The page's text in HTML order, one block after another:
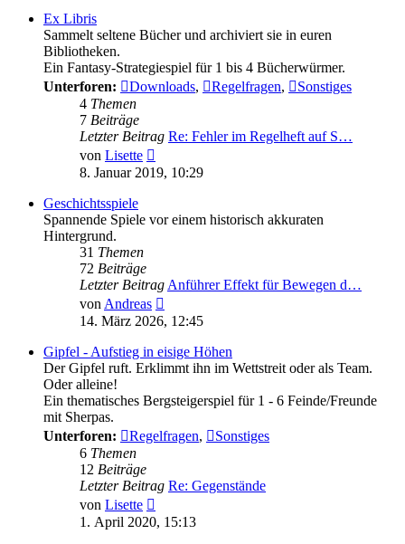
Ex Libris
Sammelt seltene Bücher und archiviert sie in euren
Bibliotheken.
Ein Fantasy-Strategiespiel für 1 bis 4 Bücherwürmer.
Unterforen:
Downloads, Regelfragen,
Sonstiges
4 Themen
7 Beiträge
Letzter Beitrag Re: Fehler im Regelheft auf S…
von Lisette
Beitrag
8. Januar 2019, 10:29
Geschichtsspiele
Spannende Spiele vor einem historisch akkuraten
Hintergrund.
31 Themen
72 Beiträge
Letzter BeitragAnführer Effekt für Bewegen d…
vonAndreas
Beitrag
14. März 2026, 12:45
Gipfel - Aufstieg in eisige Höhen
Der Gipfel ruft. Erklimmt ihn im Wettstreit oder als Team.
Oder alleine!
Ein thematisches Bergsteigerspiel für 1 - 6 Feinde/Freunde
mit Sherpas.
Unterforen:
Regelfragen,
Sonstiges
6 Themen
12 Beiträge
Letzter Beitrag Re: Gegenstände
von Lisette
Beitrag
1. April 2020, 15:13